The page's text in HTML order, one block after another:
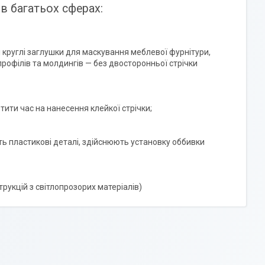
багатьох сферах:
заглушки для маскування меблевої фурнітури,
та молдингів — без двосторонньої стрічки
час на нанесення клейкої стрічки;
деталі, здійснюють установку оббивки
з світлопрозорих матеріалів)